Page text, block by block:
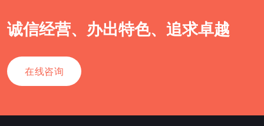
诚信经营、办出特色、追求卓越
在线咨询